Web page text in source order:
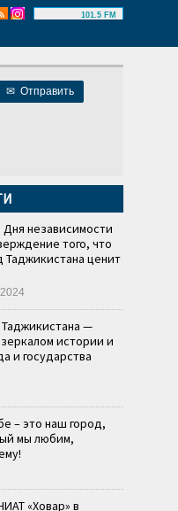
101.5 FM
✉ Отправить
независимости
того, что
Таджикистана ценит
—
истории и
и государства
– это наш город,
мы любим,
«Ховар» в